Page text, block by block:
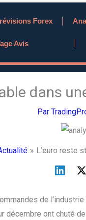
Forex
Avis
dans
Par
L’euro reste
de
décembre ont chuté